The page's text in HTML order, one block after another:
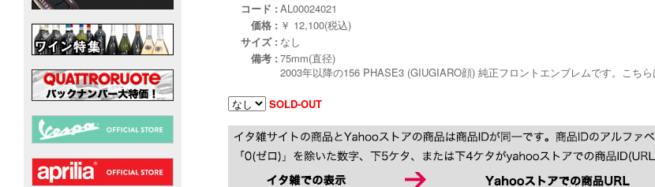
コード : AL00024021
価格 : ￥ 12,100(税込)
サイズ : なし
備考 : 75mm(直径)
2003年以降の156 PHASE3 (GIUGIARO顔) 純正フロントエンブレムです。こち
SOLD-OUT